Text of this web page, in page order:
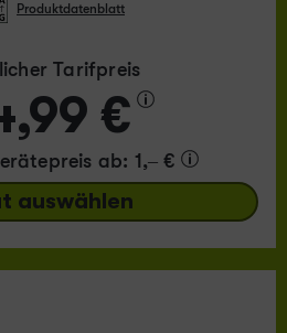
Produktdatenblatt
Tarifpreis
€
ab: 1,– €
auswählen